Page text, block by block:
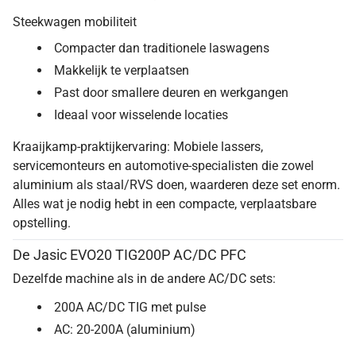
Steekwagen mobiliteit
Compacter dan traditionele laswagens
Makkelijk te verplaatsen
Past door smallere deuren en werkgangen
Ideaal voor wisselende locaties
Kraaijkamp-praktijkervaring: Mobiele lassers,
servicemonteurs en automotive-specialisten die zowel
aluminium als staal/RVS doen, waarderen deze set enorm.
Alles wat je nodig hebt in een compacte, verplaatsbare
opstelling.
De Jasic EVO20 TIG200P AC/DC PFC
Dezelfde machine als in de andere AC/DC sets:
200A AC/DC TIG met pulse
AC: 20-200A (aluminium)